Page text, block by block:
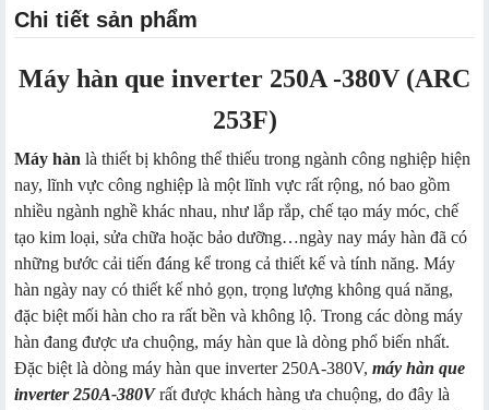
Chi tiết sản phẩm
Máy hàn que inverter 250A -380V (ARC
253F)
Máy hàn là thiết bị không thể thiếu trong ngành công nghiệp hiện
nay, lĩnh vực công nghiệp là một lĩnh vực rất rộng, nó bao gồm
nhiều ngành nghề khác nhau, như lắp rắp, chế tạo máy móc, chế
tạo kim loại, sửa chữa hoặc bảo dưỡng…ngày nay máy hàn đã có
những bước cải tiến đáng kể trong cả thiết kế và tính năng. Máy
hàn ngày nay có thiết kế nhỏ gọn, trọng lượng không quá năng,
đặc biệt mối hàn cho ra rất bền và không lộ. Trong các dòng máy
hàn đang được ưa chuộng, máy hàn que là dòng phổ biến nhất.
Đặc biệt là dòng máy hàn que inverter 250A-380V, máy hàn que
inverter 250A-380Vrất được khách hàng ưa chuộng, do đây là